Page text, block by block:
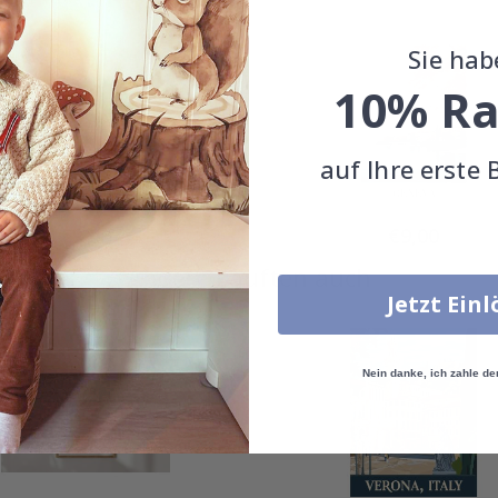
Special
Price
€9,00
Andere kauften auch
Sie
10%
auf Ihre erste
Jetzt
Nein danke, ich zahle